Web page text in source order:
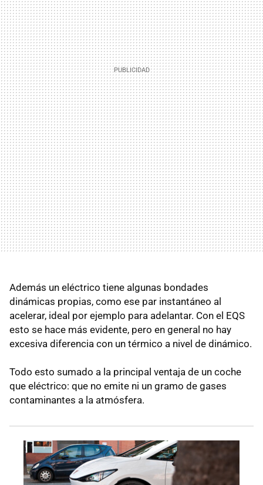
Además un eléctrico tiene algunas bondades
dinámicas propias, como ese par instantáneo al
acelerar, ideal por ejemplo para adelantar. Con el EQS
esto se hace más evidente, pero en general no hay
excesiva diferencia con un térmico a nivel de dinámico.
Todo esto sumado a la principal ventaja de un coche
que eléctrico: que no emite ni un gramo de gases
contaminantes a la atmósfera.